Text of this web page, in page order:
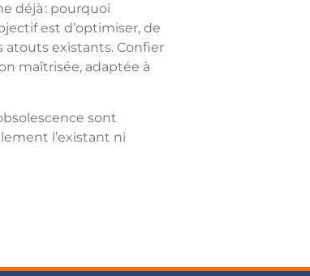
déjà : pourquoi
est d’optimiser, de
existants. Confier
maîtrisée, adaptée à
sont
l’existant ni